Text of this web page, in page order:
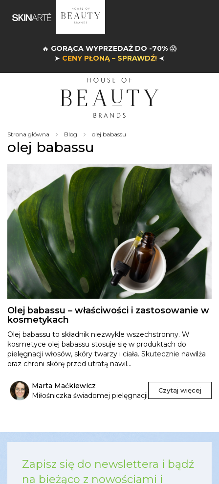
🔥 GORĄCA WYPRZEDAŻ DO -70% 😱
➤ CENY PŁONĄ – SPRAWDŹ! ➤
Strona główna Blog olej babassu
olej babassu
Olej babassu – właściwości i zastosowanie w
kosmetykach
Olej babassu to składnik niezwykle wszechstronny. W
kosmetyce olej babassu stosuje się w produktach do
pielęgnacji włosów, skóry twarzy i ciała. Skutecznie nawilża
oraz chroni skórę przed utratą nawil...
Marta Maćkiewicz
Miłośniczka świadomej pielęgnacji
Czytaj więcej
Zapisz się do newslettera i bądź
na bieżąco z nowościami i